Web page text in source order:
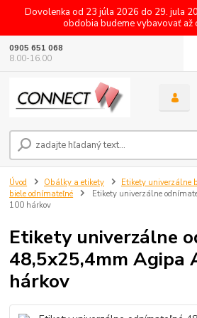
Dovolenka od 23 júla 2026 do 29. jula
obdobia budeme vybavovať až
0905 651 068
8.00-16.00
Úvod Obálky a etikety Etikety univerzálne
biele odnímateľné
Etikety univerzálne
100 hárkov
Etikety univerzálne
48,5x25,4mm Agipa
hárkov